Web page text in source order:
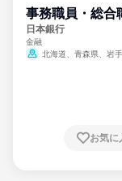
事務職員・総合
日本銀行
金融
北海道、青森県、岩
崎県、熊本県、大分県、
お気に